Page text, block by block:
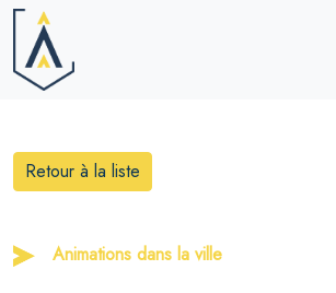
Retour à la liste
Animations dans la ville